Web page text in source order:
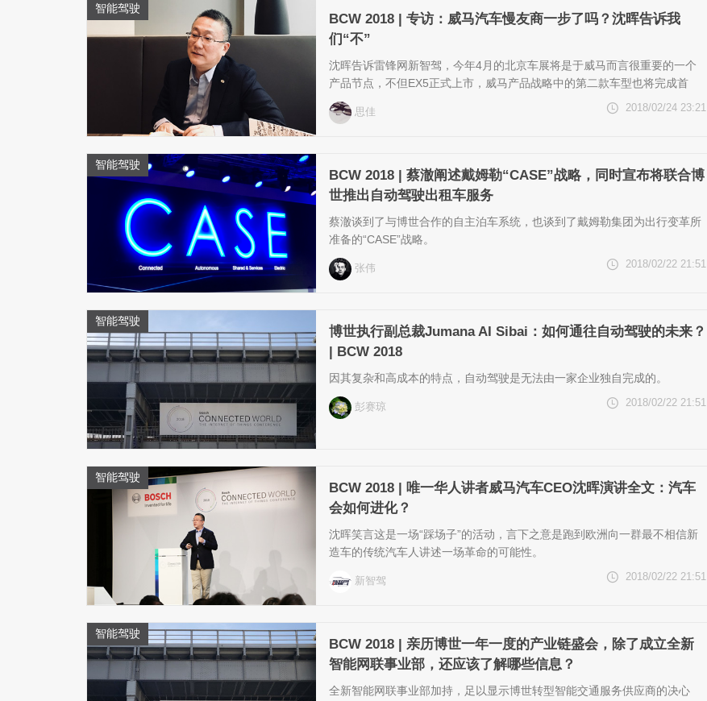
智能驾驶
BCW 2018 | 专访：威马汽车慢友商一步了吗？沈晖告诉我
们“不”
沈晖告诉雷锋网新智驾，今年4月的北京车展将是于威马而言很重要的一个
产品节点，不但EX5正式上市，威马产品战略中的第二款车型也将完成首
秀。
思佳 2018/02/24 23:21
智能驾驶
BCW 2018 | 蔡澈阐述戴姆勒“CASE”战略，同时宣布将联合博
世推出自动驾驶出租车服务
蔡澈谈到了与博世合作的自主泊车系统，也谈到了戴姆勒集团为出行变革所
准备的“CASE”战略。
张伟 2018/02/22 21:51
智能驾驶
博世执行副总裁Jumana AI Sibai：如何通往自动驾驶的未来？
| BCW 2018
因其复杂和高成本的特点，自动驾驶是无法由一家企业独自完成的。
彭赛琼 2018/02/22 21:51
智能驾驶
BCW 2018 | 唯一华人讲者威马汽车CEO沈晖演讲全文：汽车
会如何进化？
沈晖笑言这是一场“踩场子”的活动，言下之意是跑到欧洲向一群最不相信新
造车的传统汽车人讲述一场革命的可能性。
新智驾 2018/02/22 21:51
智能驾驶
BCW 2018 | 亲历博世一年一度的产业链盛会，除了成立全新
智能网联事业部，还应该了解哪些信息？
全新智能网联事业部加持，足以显示博世转型智能交通服务供应商的决心